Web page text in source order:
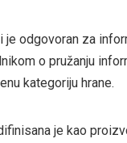
je odgovoran za
o pružanju
kategoriju hrane.
je kao